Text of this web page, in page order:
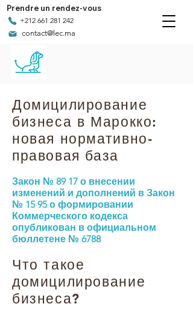
+212 661 281 242
contact@lec.ma
Prendre un rendez-vous
Домицилирование
бизнеса в Марокко:
новая нормативно-
правовая база
Закон № 89 17 о внесении
изменений и дополнений в Закон
№ 15 95 о формировании
Коммерческого кодекса
опубликован в официальном
бюллетене № 6788
Что такое
домицилирование
бизнеса?